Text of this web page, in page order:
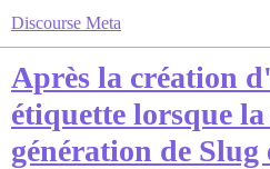
Discourse Meta
Après la création
étiquette lorsque
génération de